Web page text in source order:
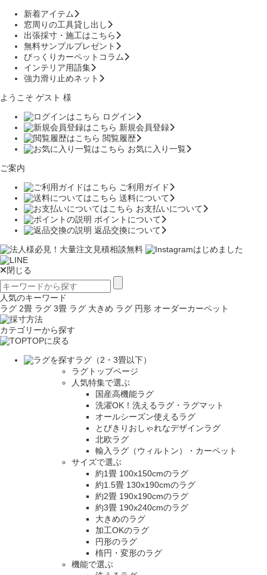
新着アイテム
窓周りの工具貸し出し
出張採寸・施工はこちら
無料サンプルプレゼント
びっくりカーペットコラム
インテリア用語集
強力滑り止めネット
ようこそ ゲスト 様
ログイン
新規会員登録
閲覧履歴
お気に入り一覧
ご案内
ご利用ガイド
送料について
お支払いについて
ポイントについて
返品交換について
閉じる
人気のキーワード
ラグ 2畳 ラグ 3畳 ラグ 大きめ ラグ 円形 オーダーカーペット
カテゴリーから探す
TOPに戻る
ラグ（2・3畳以下）
ラグトップページ
人気特集で選ぶ
国産高機能ラグ
洗濯OK！洗えるラグ・ラグマット
オールシーズン使えるラグ
とびきりおしゃれなデザインラグ
北欧ラグ
輸入ラグ（ウィルトン）・カーペット
サイズで選ぶ
約1畳 100x150cmのラグ
約1.5畳 130x190cmのラグ
約2畳 190x190cmのラグ
約3畳 190x240cmのラグ
大きめのラグ
加工OKのラグ
円形のラグ
楕円・変形のラグ
機能で選ぶ